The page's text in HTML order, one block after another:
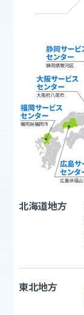
北海道地方
東北地方